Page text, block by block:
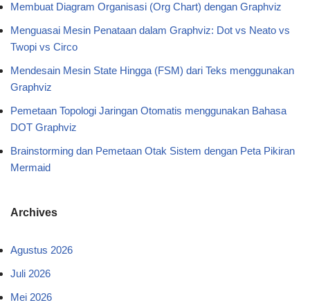
Membuat Diagram Organisasi (Org Chart) dengan Graphviz
Menguasai Mesin Penataan dalam Graphviz: Dot vs Neato vs
Twopi vs Circo
Mendesain Mesin State Hingga (FSM) dari Teks menggunakan
Graphviz
Pemetaan Topologi Jaringan Otomatis menggunakan Bahasa
DOT Graphviz
Brainstorming dan Pemetaan Otak Sistem dengan Peta Pikiran
Mermaid
Archives
Agustus 2026
Juli 2026
Mei 2026